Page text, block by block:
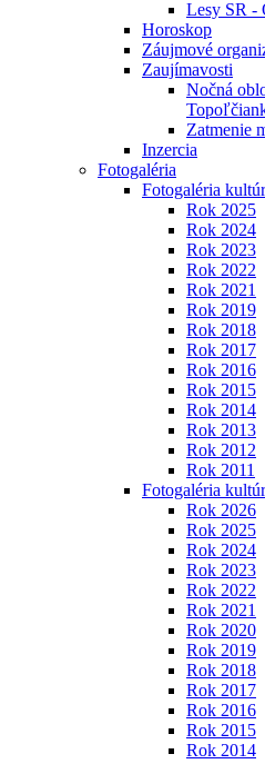
Lesy SR -
Horoskop
Záujmové
Zaujímavosti
Nočná
Zatmenie
Inzercia
Fotogaléria
Fotogaléria
Rok 2025
Rok 2024
Rok 2023
Rok 2022
Rok 2021
Rok 2019
Rok 2018
Rok 2017
Rok 2016
Rok 2015
Rok 2014
Rok 2013
Rok 2012
Rok 2011
Fotogaléria
Rok 2026
Rok 2025
Rok 2024
Rok 2023
Rok 2022
Rok 2021
Rok 2020
Rok 2019
Rok 2018
Rok 2017
Rok 2016
Rok 2015
Rok 2014